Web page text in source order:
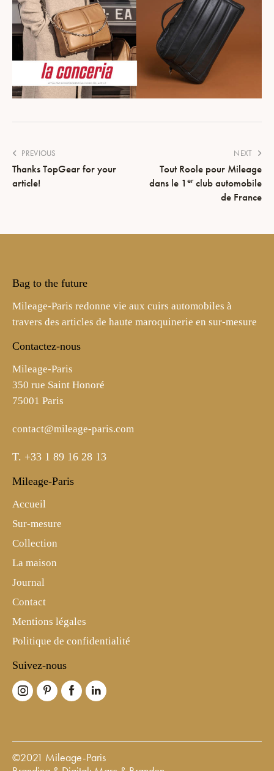
PREVIOUS
Thanks TopGear for your
article!
NEXT
Tout Roole pour Mileage
dans le 1 erclub automobile
de France
Bag to the future
Mileage-Paris redonne vie aux cuirs automobiles à
travers des articles de haute maroquinerie en sur-mesure
Contactez-nous
Mileage-Paris
350 rue Saint Honoré
75001 Paris
contact@mileage-paris.com
T. +33 1 89 16 28 13
Mileage-Paris
Accueil
Sur-mesure
Collection
La maison
Journal
Contact
Mentions légales
Politique de confidentialité
Suivez-nous
©2021 Mileage-Paris